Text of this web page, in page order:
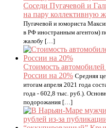
Соседи Пугачевой и
на пару коллективную
Пугачевой и юмориста
в РФ иностранным агентом)
жалобу […]
Стоимость
России на 20% Средняя
итогам апреля 2021 года
года - 602,8 тыс. руб.).
подорожания […]